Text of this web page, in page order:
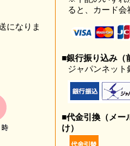
になりま
ると、カード会
■銀行振り込み（
ジャパンネッ
■代金引換（メー
け）